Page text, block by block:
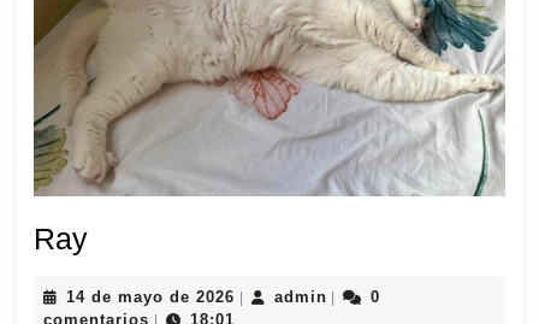
RayRay
14 de mayo de 2026 14
adminadmin
0
comentarios
18:01